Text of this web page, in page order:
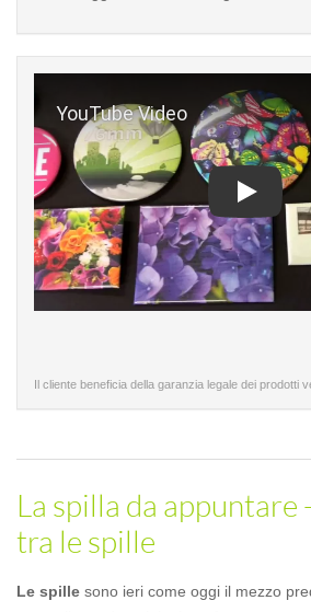
Il cliente beneficia della garanzia legale dei prodotti
La spilla da appuntare
tra le spille
Le spille sono ieri come oggi il mezzo